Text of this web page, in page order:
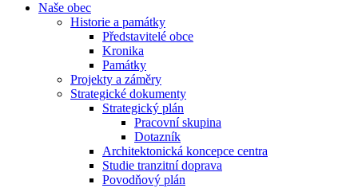
Naše obec
Historie a památky
Představitelé obce
Kronika
Památky
Projekty a záměry
Strategické dokumenty
Strategický plán
Pracovní skupina
Dotazník
Architektonická koncepce centra
Studie tranzitní doprava
Povodňový plán